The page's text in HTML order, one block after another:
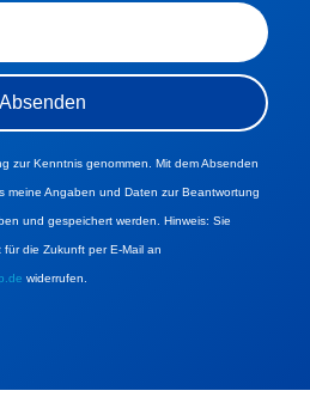
zur Kenntnis genommen. Mit dem Absenden
meine Angaben und Daten zur Beantwortung
und gespeichert werden. Hinweis: Sie
die Zukunft per E-Mail an
widerrufen.